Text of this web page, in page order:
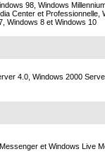
98, Windows
Center et Professionnelle,
Windows 8 et Windows 10
4.0, Windows 2000
et Windows Live